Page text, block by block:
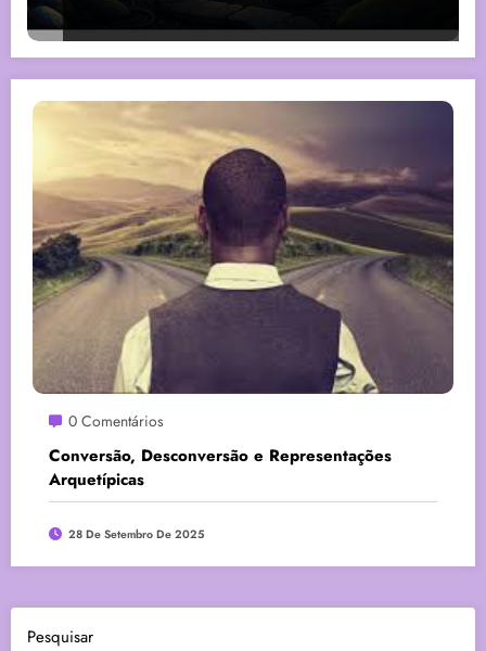
0 Comentários
Conversão, Desconversão e Representações
Arquetípicas
28 De Setembro De 2025
Pesquisar